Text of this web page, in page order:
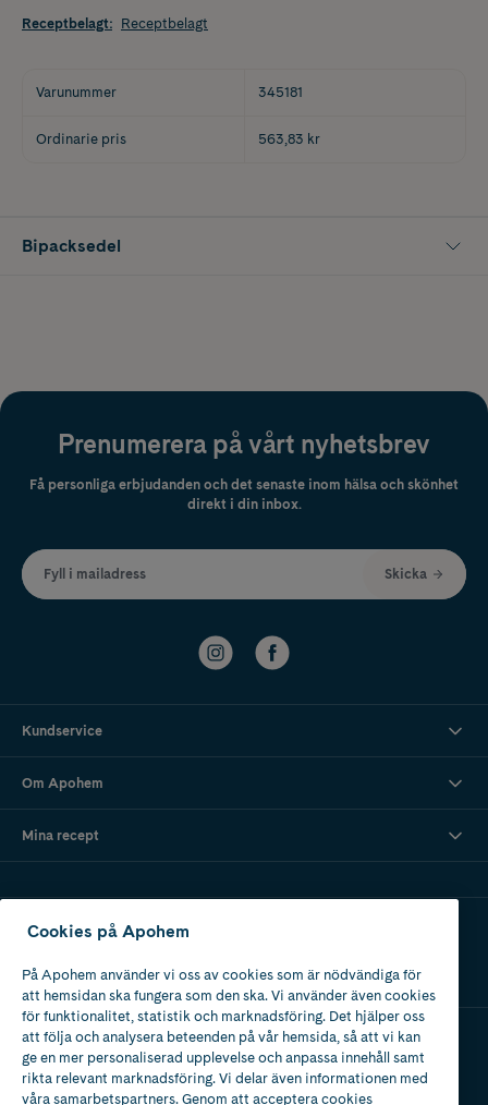
Receptbelagt: Receptbelagt
Varunummer 345181
Ordinarie pris 563,83 kr
Bipacksedel
Prenumerera på vårt nyhetsbrev
Få personliga erbjudanden och det senaste inom hälsa och skönhet
direkt i din inbox.
Fyll i mailadress Skicka
Kundservice
Om Apohem
Mina recept
Ladda ner vår app
Apotek med tillstånd
av Läkemedelsverket
Cookies på Apohem
På Apohem använder vi oss av cookies som är nödvändiga för
att hemsidan ska fungera som den ska. Vi använder även cookies
för funktionalitet, statistik och marknadsföring. Det hjälper oss
att följa och analysera beteenden på vår hemsida, så att vi kan
ge en mer personaliserad upplevelse och anpassa innehåll samt
rikta relevant marknadsföring. Vi delar även informationen med
våra samarbetspartners. Genom att acceptera cookies